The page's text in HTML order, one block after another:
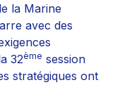
la Marine
avec des
32ème session
stratégiques ont